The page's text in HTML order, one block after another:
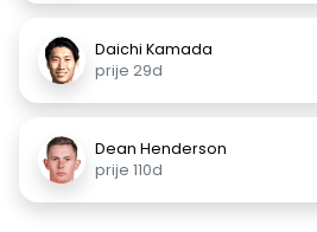
Daichi Kamada
prije 29d
Dean Henderson
prije 110d